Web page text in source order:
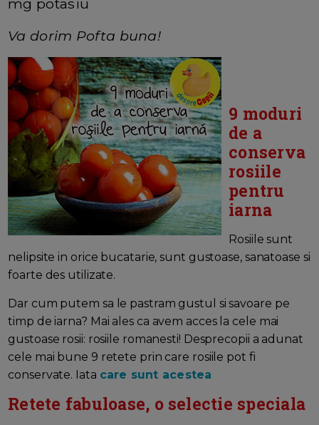
mg potasiu
Va dorim Pofta buna!
9 moduri
de a
conserva
rosiile
pentru
iarna
Rosiile sunt
nelipsite in orice bucatarie, sunt gustoase, sanatoase si
foarte des utilizate.
Dar cum putem sa le pastram gustul si savoare pe
timp de iarna? Mai ales ca avem acces la cele mai
gustoase rosii: rosiile romanesti! Desprecopii a adunat
cele mai bune 9 retete prin care rosiile pot fi
conservate. Iata care sunt acestea
Retete fabuloase, o selectie speciala